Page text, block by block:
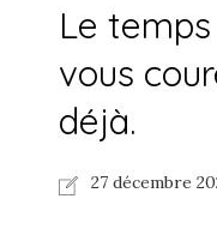
Le
vous
déjà.
27 décembre